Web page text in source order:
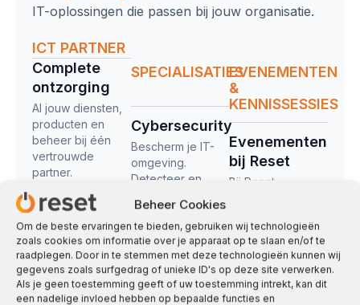
Beheer Cookies
Om de beste ervaringen te bieden, gebruiken wij technologieën
zoals cookies om informatie over je apparaat op te slaan en/of te
raadplegen. Door in te stemmen met deze technologieën kunnen wij
gegevens zoals surfgedrag of unieke ID's op deze site verwerken.
Als je geen toestemming geeft of uw toestemming intrekt, kan dit
een nadelige invloed hebben op bepaalde functies en
IT-oplossingen die passen bij jouw organisatie.
ICT PARTNER
Complete
ontzorging​
Al jouw diensten,
producten en
beheer bij één
vertrouwde
partner.
Beheer
van jouw IT-
omgeving in
Azure of hybride
cloud.
SPECIALISATIES
Cybersecurity
Bescherm je IT-
omgeving.
Detecteer en
bedreigingen.
Telefonie
Combineer vast
en mobiel bellen,
met video
EVENEMENTEN
&
KENNISSESSIES
Evenementen
bij Reset
Bij Reset
evenementen,
trainingen en
netwerkbijeenkomsten
waarin kennis
delen en